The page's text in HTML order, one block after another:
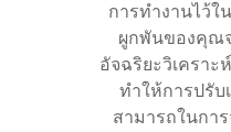
การทำงานไว้
ผูกพันของคุณจ
อัจฉริยะวิเครา
ทำให้การปรับ
สามารถในกา